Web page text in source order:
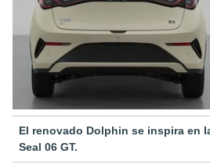
El renovado Dolphin se inspira en
Seal 06 GT.